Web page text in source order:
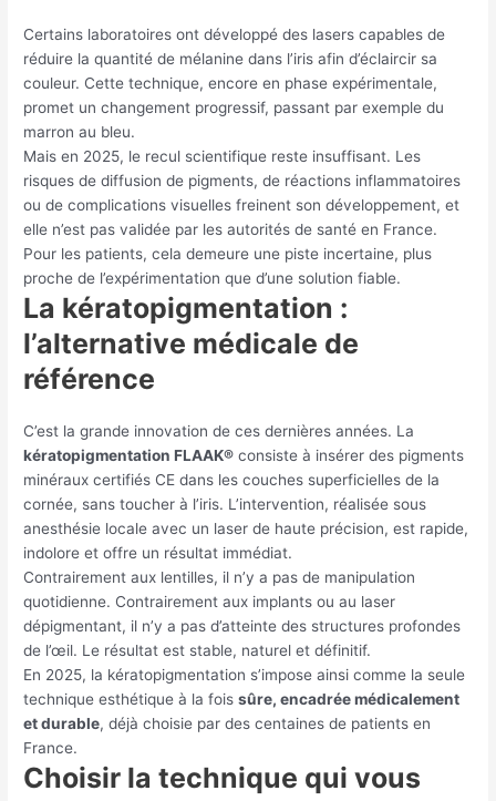
Certains laboratoires ont développé des lasers capables de
réduire la quantité de mélanine dans l’iris afin d’éclaircir sa
couleur. Cette technique, encore en phase expérimentale,
promet un changement progressif, passant par exemple du
marron au bleu.
Mais en 2025, le recul scientifique reste insuffisant. Les
risques de diffusion de pigments, de réactions inflammatoires
ou de complications visuelles freinent son développement, et
elle n’est pas validée par les autorités de santé en France.
Pour les patients, cela demeure une piste incertaine, plus
proche de l’expérimentation que d’une solution fiable.
La kératopigmentation :
l’alternative médicale de
référence
C’est la grande innovation de ces dernières années. La
kératopigmentation FLAAK® consiste à insérer des pigments
minéraux certifiés CE dans les couches superficielles de la
cornée, sans toucher à l’iris. L’intervention, réalisée sous
anesthésie locale avec un laser de haute précision, est rapide,
indolore et offre un résultat immédiat.
Contrairement aux lentilles, il n’y a pas de manipulation
quotidienne. Contrairement aux implants ou au laser
dépigmentant, il n’y a pas d’atteinte des structures profondes
de l’œil. Le résultat est stable, naturel et définitif.
En 2025, la kératopigmentation s’impose ainsi comme la seule
technique esthétique à la foissûre, encadrée médicalement
et durable, déjà choisie par des centaines de patients en
France.
Choisir la technique qui vous